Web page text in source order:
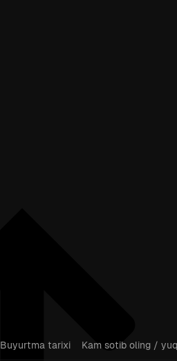
Buyurtma tarixi
Kam sotib oling /